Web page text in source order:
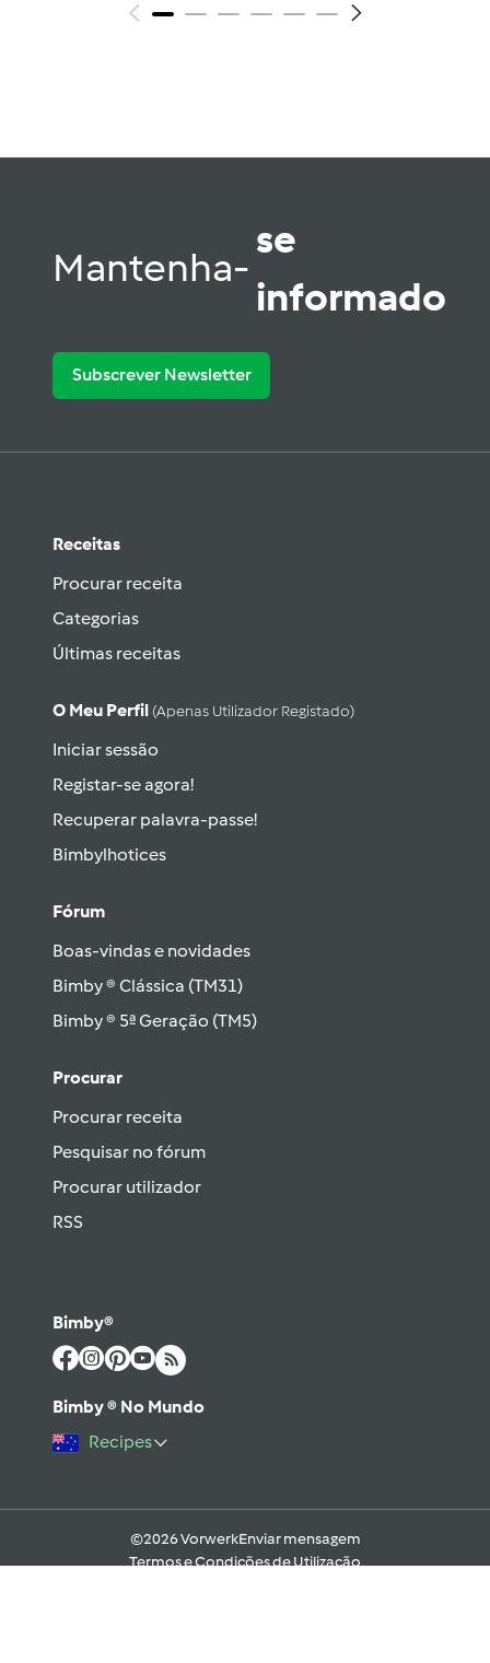
Mantenha-
se
informado
Subscrever Newsletter
Receitas
Procurar receita
Categorias
Últimas receitas
O Meu Perfil (apenas Utilizador Registado)
Iniciar sessão
Registar-se agora!
Recuperar palavra-passe!
Bimbylhotices
Fórum
Boas-vindas e novidades
Bimby ® Clássica (TM31)
Bimby ® 5ª Geração (TM5)
Procurar
Procurar receita
Pesquisar no fórum
Procurar utilizador
RSS
Bimby®
Bimby ® No Mundo
Recipes
©2026 VorwerkEnviar mensagem
Termos e Condições de Utilização